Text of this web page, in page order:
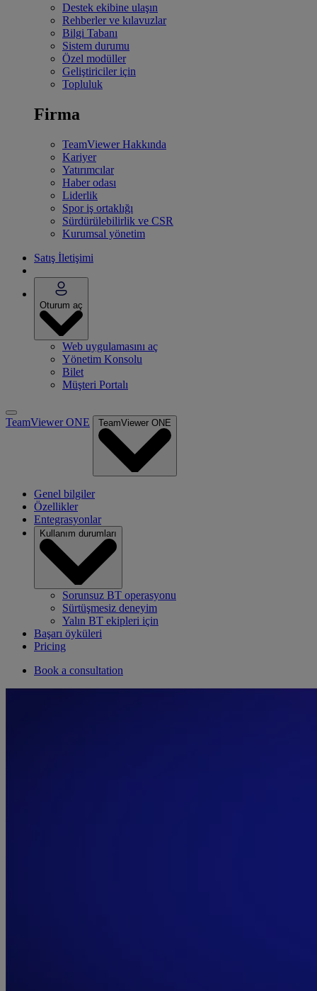
Destek ekibine ulaşın
Rehberler ve kılavuzlar
Bilgi Tabanı
Sistem durumu
Özel modüller
Geliştiriciler için
Topluluk
Firma
TeamViewer Hakkında
Kariyer
Yatırımcılar
Haber odası
Liderlik
Spor iş ortaklığı
Sürdürülebilirlik ve CSR
Kurumsal yönetim
Satış İletişimi
Oturum aç
Web uygulamasını aç
Yönetim Konsolu
Bilet
Müşteri Portalı
TeamViewer ONE TeamViewer ONE
Genel bilgiler
Özellikler
Entegrasyonlar
Kullanım durumları
Sorunsuz BT operasyonu
Sürtüşmesiz deneyim
Yalın BT ekipleri için
Başarı öyküleri
Pricing
Book a consultation